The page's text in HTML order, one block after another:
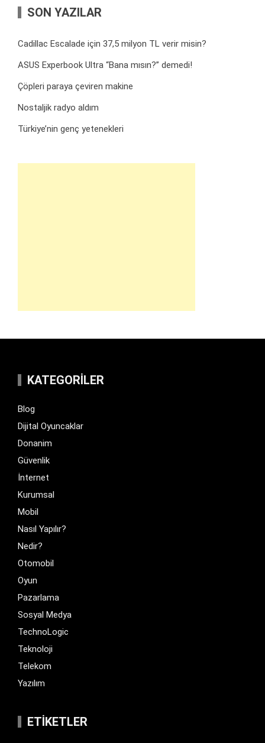
SON YAZILAR
Cadillac Escalade için 37,5 milyon TL verir misin?
ASUS Experbook Ultra “Bana mısın?” demedi!
Çöpleri paraya çeviren makine
Nostaljik radyo aldım
Türkiye’nin genç yetenekleri
KATEGORILER
Blog
Dijital Oyuncaklar
Donanim
Güvenlik
İnternet
Kurumsal
Mobil
Nasıl Yapılır?
Nedir?
Otomobil
Oyun
Pazarlama
Sosyal Medya
TechnoLogic
Teknoloji
Telekom
Yazılım
ETIKETLER